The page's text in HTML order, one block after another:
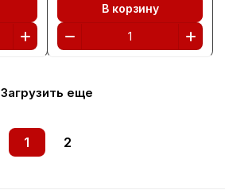
В корзину
Загрузить еще
1 2